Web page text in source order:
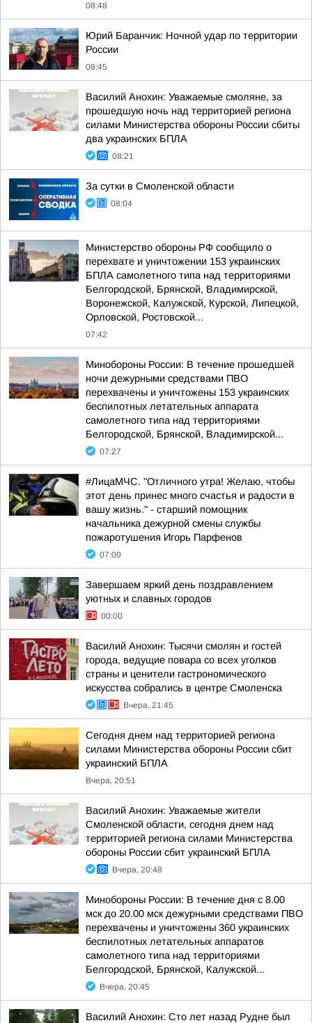
08:48
Юрий Баранчик: Ночной удар по территории
России
08:45
Василий Анохин: Уважаемые смоляне, за
прошедшую ночь над территорией региона
силами Министерства обороны России сбиты
два украинских БПЛА
08:21
За сутки в Смоленской области
08:04
Министерство обороны РФ сообщило о
перехвате и уничтожении 153 украинских
БПЛА самолетного типа над территориями
Белгородской, Брянской, Владимирской,
Воронежской, Калужской, Курской, Липецкой,
Орловской, Ростовской...
07:42
Минобороны России: В течение прошедшей
ночи дежурными средствами ПВО
перехвачены и уничтожены 153 украинских
беспилотных летательных аппарата
самолетного типа над территориями
Белгородской, Брянской, Владимирской...
07:27
#ЛицаМЧС. "Отличного утра! Желаю, чтобы
этот день принес много счастья и радости в
вашу жизнь." - старший помощник
начальника дежурной смены службы
пожаротушения Игорь Парфенов
07:00
Завершаем яркий день поздравлением
уютных и славных городов
00:00
Василий Анохин: Тысячи смолян и гостей
города, ведущие повара со всех уголков
страны и ценители гастрономического
искусства собрались в центре Смоленска
Вчера, 21:45
Сегодня днем над территорией региона
силами Министерства обороны России сбит
украинский БПЛА
Вчера, 20:51
Василий Анохин: Уважаемые жители
Смоленской области, сегодня днем над
территорией региона силами Министерства
обороны России сбит украинский БПЛА
Вчера, 20:48
Минобороны России: В течение дня с 8.00
мск до 20.00 мск дежурными средствами ПВО
перехвачены и уничтожены 360 украинских
беспилотных летательных аппаратов
самолетного типа над территориями
Белгородской, Брянской, Калужской...
Вчера, 20:45
Василий Анохин: Сто лет назад Рудне был